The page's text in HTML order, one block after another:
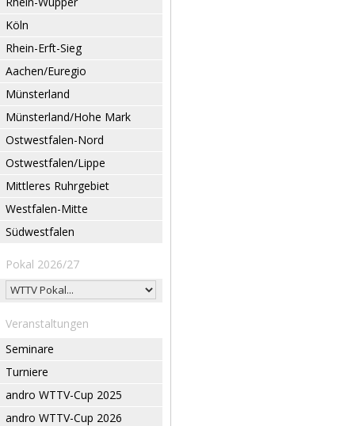
Köln
Rhein-Erft-Sieg
Aachen/Euregio
Münsterland
Münsterland/Hohe Mark
Ostwestfalen-Nord
Ostwestfalen/Lippe
Mittleres Ruhrgebiet
Westfalen-Mitte
Südwestfalen
Pokal 2026/27
Veranstaltungen
Seminare
Turniere
andro WTTV-Cup 2025
andro WTTV-Cup 2026